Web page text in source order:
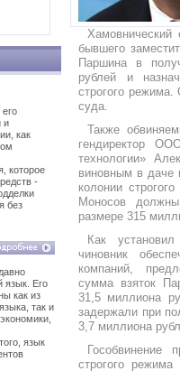
и
как
которое
-
без
язык. Его
как из
так и
язык
бывшего
Паршина в
рублей и
строгого
суда.
Также
гендиректор
технологии»
виновным в даче
колонии
Моносов
размере 315
Как
чиновник
компаний,
сумма взяток
31,5 миллиона
задержали при
3,7 миллиона
строгого